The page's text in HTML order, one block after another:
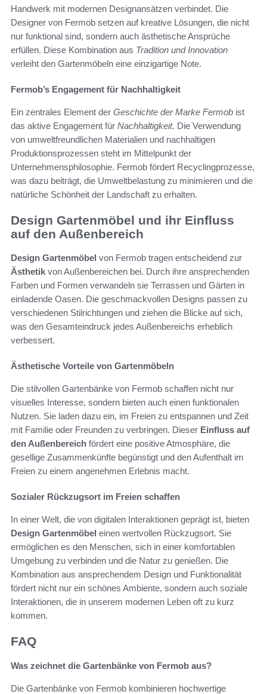
Handwerk mit modernen Designansätzen verbindet. Die
Designer von Fermob setzen auf kreative Lösungen, die nicht
nur funktional sind, sondern auch ästhetische Ansprüche
erfüllen. Diese Kombination aus Tradition und Innovation
verleiht den Gartenmöbeln eine einzigartige Note.
Fermob’s Engagement für Nachhaltigkeit
Ein zentrales Element der Geschichte der Marke Fermob ist
das aktive Engagement für Nachhaltigkeit. Die Verwendung
von umweltfreundlichen Materialien und nachhaltigen
Produktionsprozessen steht im Mittelpunkt der
Unternehmensphilosophie. Fermob fördert Recyclingprozesse,
was dazu beiträgt, die Umweltbelastung zu minimieren und die
natürliche Schönheit der Landschaft zu erhalten.
Design Gartenmöbel und ihr Einfluss
auf den Außenbereich
Design Gartenmöbel von Fermob tragen entscheidend zur
Ästhetik von Außenbereichen bei. Durch ihre ansprechenden
Farben und Formen verwandeln sie Terrassen und Gärten in
einladende Oasen. Die geschmackvollen Designs passen zu
verschiedenen Stilrichtungen und ziehen die Blicke auf sich,
was den Gesamteindruck jedes Außenbereichs erheblich
verbessert.
Ästhetische Vorteile von Gartenmöbeln
Die stilvollen Gartenbänke von Fermob schaffen nicht nur
visuelles Interesse, sondern bieten auch einen funktionalen
Nutzen. Sie laden dazu ein, im Freien zu entspannen und Zeit
mit Familie oder Freunden zu verbringen. Dieser Einfluss auf
den Außenbereich fördert eine positive Atmosphäre, die
gesellige Zusammenkünfte begünstigt und den Aufenthalt im
Freien zu einem angenehmen Erlebnis macht.
Sozialer Rückzugsort im Freien schaffen
In einer Welt, die von digitalen Interaktionen geprägt ist, bieten
Design Gartenmöbel einen wertvollen Rückzugsort. Sie
ermöglichen es den Menschen, sich in einer komfortablen
Umgebung zu verbinden und die Natur zu genießen. Die
Kombination aus ansprechendem Design und Funktionalität
fördert nicht nur ein schönes Ambiente, sondern auch soziale
Interaktionen, die in unserem modernen Leben oft zu kurz
kommen.
FAQ
Was zeichnet die Gartenbänke von Fermob aus?
Die Gartenbänke von Fermob kombinieren hochwertige